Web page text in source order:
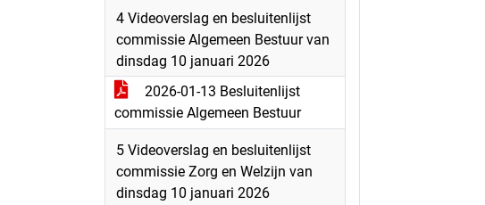
4 Videoverslag en besluitenlijst
commissie Algemeen Bestuur van
dinsdag 10 januari 2026
2026-01-13 Besluitenlijst
commissie Algemeen Bestuur
5 Videoverslag en besluitenlijst
commissie Zorg en Welzijn van
dinsdag 10 januari 2026